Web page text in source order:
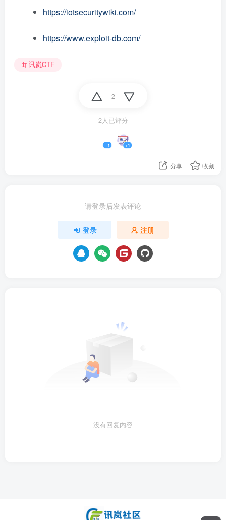
https://iotsecuritywiki.com/
https://www.exploit-db.com/
讯岚CTF
2
2人已评分
+1 +1
分享 收藏
请登录后发表评论
登录 注册
没有回复内容